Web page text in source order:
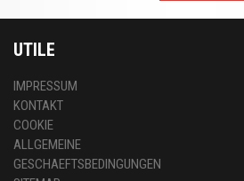
UTILE
IMPRESSUM
KONTAKT
COOKIE
ALLGEMEINE
GESCHAEFTSBEDINGUNGEN